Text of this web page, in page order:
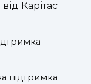
Карітас
підтримка